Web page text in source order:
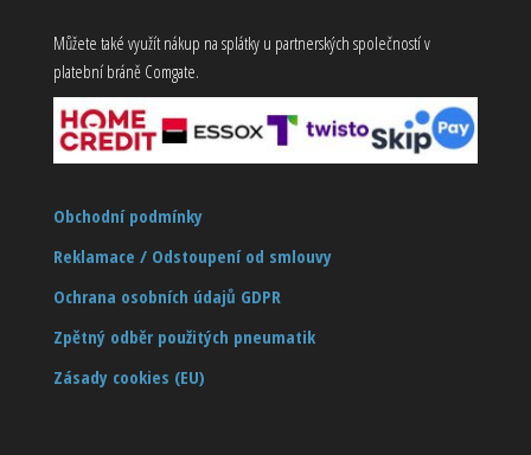
Můžete také využít nákup na splátky u partnerských společností v
platební bráně Comgate.
Obchodní podmínky
Reklamace / Odstoupení od smlouvy
Ochrana osobních údajů GDPR
Zpětný odběr použitých pneumatik
Zásady cookies (EU)